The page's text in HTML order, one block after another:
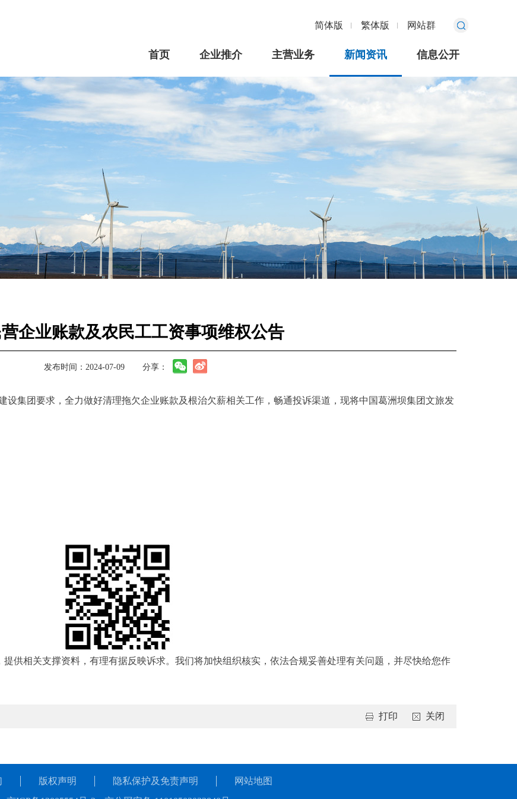
简体版 繁体版 网站群
首页 企业推介 主营业务 新闻资讯 信息公开
企业账款及农民工工资事项维权公告
发布时间：2024-07-09 分享：
设集团要求，全力做好清理拖欠企业账款及根治欠薪相关工作，畅通投诉渠道，现将中国葛洲坝集团文旅发
供相关支撑资料，有理有据反映诉求。我们将加快组织核实，依法合规妥善处理有关问题，并尽快给您作
关闭
打印
版权声明 隐私保护及免责声明
网站地图